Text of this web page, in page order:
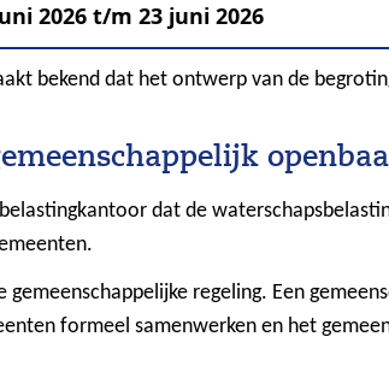
2026 t/m 23 juni 2026
bekend dat het ontwerp van de
belastingkantoor dat de
gemeenschappelijke regeling. Een
formeel samenwerken en het